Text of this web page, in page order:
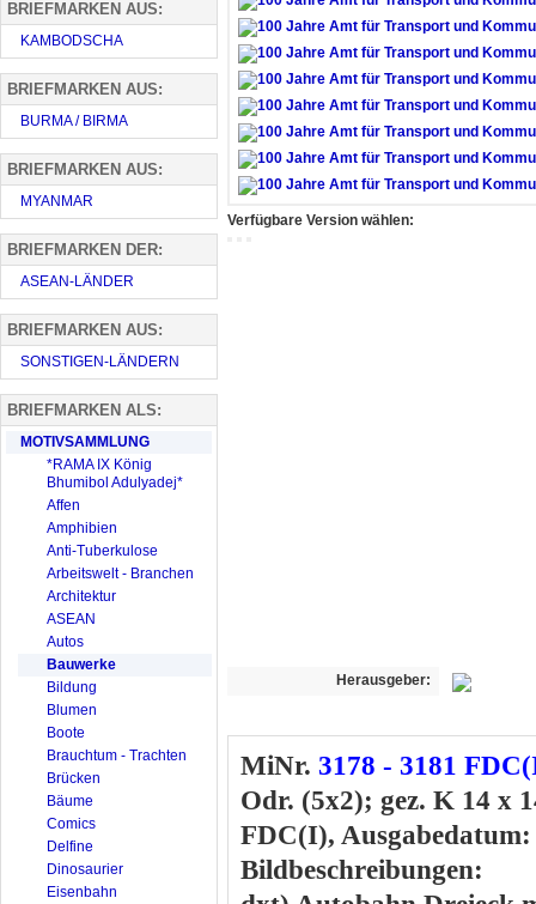
Verfügbare Version wählen:
Herausgeber:
MiNr. 3178 - 3181
Odr. (5x2); gez. K 14 x
FDC(I), Ausgabedatum:
Bildbeschreibungen:
BRIEFMARKEN AUS:
KAMBODSCHA
BRIEFMARKEN AUS:
BURMA / BIRMA
BRIEFMARKEN AUS:
MYANMAR
BRIEFMARKEN DER:
ASEAN-LÄNDER
BRIEFMARKEN AUS:
SONSTIGEN-LÄNDERN
BRIEFMARKEN ALS:
MOTIVSAMMLUNG
*RAMA IX König
Bhumibol Adulyadej*
Affen
Amphibien
Anti-Tuberkulose
Arbeitswelt - Branchen
Architektur
ASEAN
Autos
Bauwerke
Bildung
Blumen
Boote
Brauchtum - Trachten
Brücken
Bäume
Comics
Delfine
Dinosaurier
Eisenbahn